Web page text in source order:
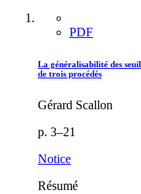
PDF
La généralisabilité des
de trois procédés
Gérard Scallon
p. 3–21
Notice
Résumé